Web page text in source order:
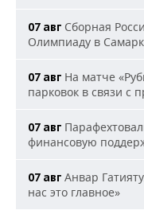
07 авг Сборная
Олимпиаду в
07 авг На матче
парковок в связи с
07 авг
финансовую
07 авг Анвар
нас это главное»